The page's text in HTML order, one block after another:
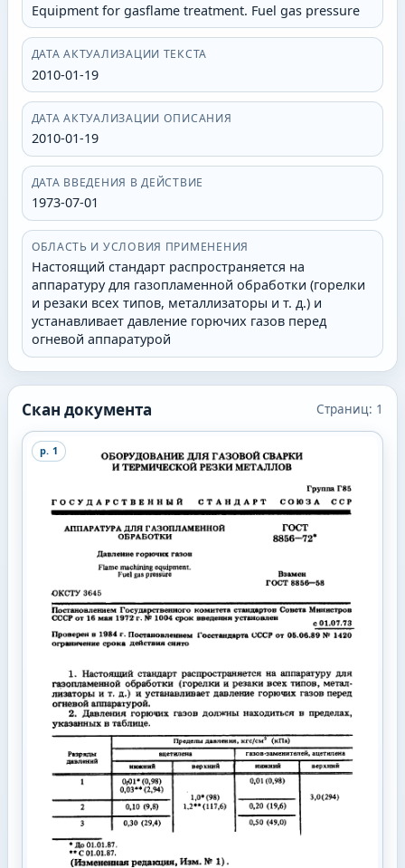
Equipment for gasflame treatment. Fuel gas pressure
ДАТА АКТУАЛИЗАЦИИ ТЕКСТА
2010-01-19
ДАТА АКТУАЛИЗАЦИИ ОПИСАНИЯ
2010-01-19
ДАТА ВВЕДЕНИЯ В ДЕЙСТВИЕ
1973-07-01
ОБЛАСТЬ И УСЛОВИЯ ПРИМЕНЕНИЯ
Настоящий стандарт распространяется на
аппаратуру для газопламенной обработки (горелки
и резаки всех типов, металлизаторы и т. д.) и
устанавливает давление горючих газов перед
огневой аппаратурой
Скан документа Страниц: 1
p. 1